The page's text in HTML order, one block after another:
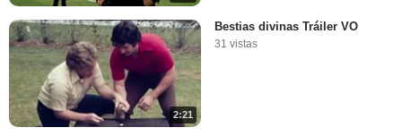
2:21
Bestias divinas Tráiler VO
31 vistas